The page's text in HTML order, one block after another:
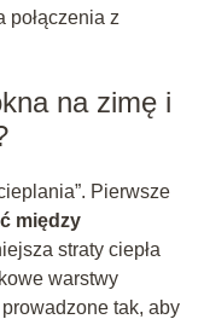
z
na zimę i
Pierwsze
między
straty ciepła
warstwy
tak, aby